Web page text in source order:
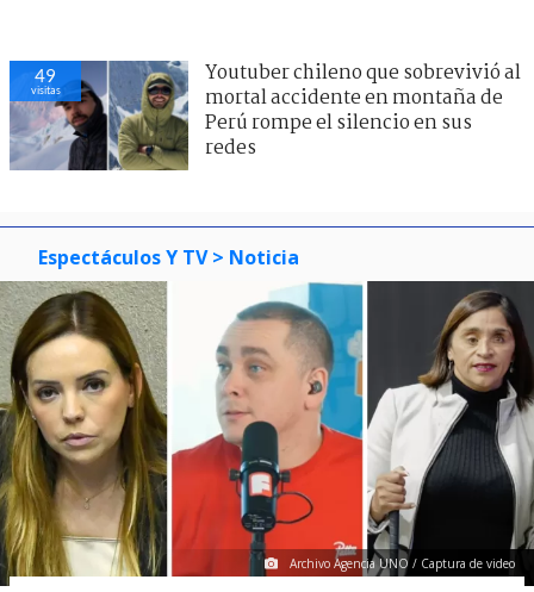
49
visitas
Youtuber chileno que sobrevivió al
mortal accidente en montaña de
Perú rompe el silencio en sus
redes
Espectáculos Y TV > Noticia
Archivo Agencia UNO / Captura de video